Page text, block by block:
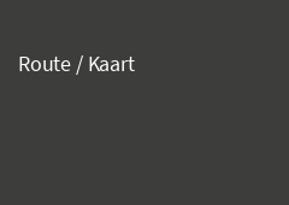
Route / Kaart